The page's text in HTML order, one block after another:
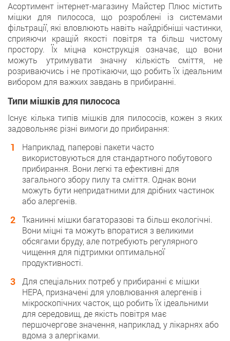
Асортимент інтернет-магазину Майстер Плюс містить
мішки для пилососа, що розроблені із системами
фільтрації, які вловлюють навіть найдрібніші частинки,
сприяючи кращій якості повітря та більш чистому
простору. Їх міцна конструкція означає, що вони
можуть утримувати значну кількість сміття, не
розриваючись і не протікаючи, що робить їх ідеальним
вибором для важких завдань в прибиранні.
Типи мішків для пилососа
Існує кілька типів мішків для пилососів, кожен з яких
задовольняє різні вимоги до прибирання:
Наприклад, паперові пакети часто
використовуються для стандартного побутового
прибирання. Вони легкі та ефективні для
загального збору пилу та сміття. Однак вони
можуть бути непридатними для дрібних частинок
або алергенів.
Тканинні мішки багаторазові та більш екологічні.
Вони міцні та можуть впоратися з великими
обсягами бруду, але потребують регулярного
чищення для підтримки оптимальної
продуктивності.
Для спеціальних потреб у прибиранні є мішки
HEPA, призначені для уловлювання алергенів і
мікроскопічних часток, що робить їх ідеальними
для середовищ, де якість повітря має
першочергове значення, наприклад, у лікарнях або
вдома з алергіками.